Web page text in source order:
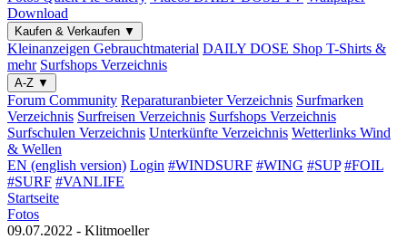
Download
Kaufen & Verkaufen ▼
Kleinanzeigen Gebrauchtmaterial DAILY DOSE Shop T-Shirts &
mehr Surfshops Verzeichnis
A-Z ▼
Forum Community ReparaturanbieterVerzeichnis Surfmarken
Verzeichnis Surfreisen Verzeichnis Surfshops Verzeichnis
Surfschulen Verzeichnis Unterkünfte Verzeichnis Wetterlinks Wind
& Wellen
EN (english version) Login #WINDSURF #WING #SUP #FOIL
#SURF #VANLIFE
Startseite
Fotos
09.07.2022 - Klitmoeller